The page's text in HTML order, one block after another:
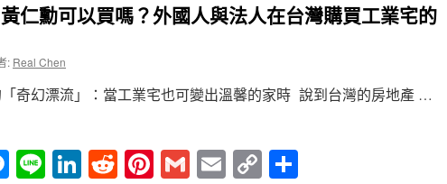
仁勳可以買嗎？外國人與法人在台灣購買工業宅的
: Real Chen
奇幻漂流」：當工業宅也可變出溫馨的家時 說到台灣的房地產 …
Messenger
LineLinkedIn
RedditPinterest
GmailEmail
Copy